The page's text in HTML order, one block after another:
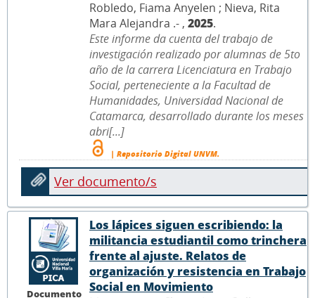
Robledo, Fiama Anyelen ; Nieva, Rita
Mara Alejandra .- , 2025.
Este informe da cuenta del trabajo de
investigación realizado por alumnas de 5to
año de la carrera Licenciatura en Trabajo
Social, perteneciente a la Facultad de
Humanidades, Universidad Nacional de
Catamarca, desarrollado durante los meses
abri[...]
| Repositorio Digital UNVM.
Ver documento/s
Documento
Los lápices siguen escribiendo: la
militancia estudiantil como trinchera
frente al ajuste. Relatos de
organización y resistencia en Trabajo
Social en Movimiento